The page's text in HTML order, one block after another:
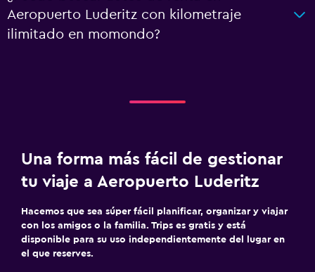
Aeropuerto Luderitz con kilometraje
ilimitado en momondo?
Una forma más fácil de gestionar
tu viaje a Aeropuerto Luderitz
Hacemos que sea súper fácil planificar, organizar y viajar
con los amigos o la familia. Trips es gratis y está
disponible para su uso independientemente del lugar en
el que reserves.